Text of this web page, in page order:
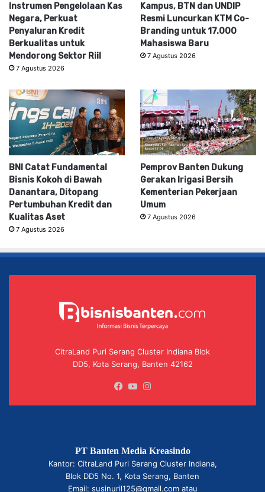
Instrumen Pengelolaan Kas
Negara, Perkuat
Penyaluran Kredit
Berkualitas untuk
Mendorong Sektor Riil
7 Agustus 2026
Kampus, BTN dan UNDIP
Resmi Luncurkan KTM Co-
Branding untuk 17.000
Mahasiswa Baru
7 Agustus 2026
BNI Catat Fundamental
Bisnis Kokoh di Bawah
Danantara, Ditopang
Pertumbuhan Kredit dan
Kualitas Aset
7 Agustus 2026
Pemprov Banten Dukung
Gerakan Irigasi Bersih
Kementerian Pekerjaan
Umum
7 Agustus 2026
CitraLand Puri Serang Cluster Indiana Blok
DD5, Kota Serang, Banten 42162
Facebook
YouTube
PT Banten Media Kreasindo
Kantor: CitraLand Puri Serang Cluster Indiana,
Blok DD5 No. 1, Kota Serang, Banten
Email: susinuril125@gmail.com atau